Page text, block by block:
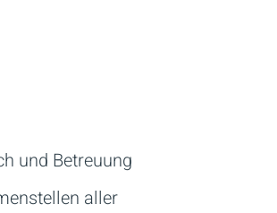
und Betreuung
aller